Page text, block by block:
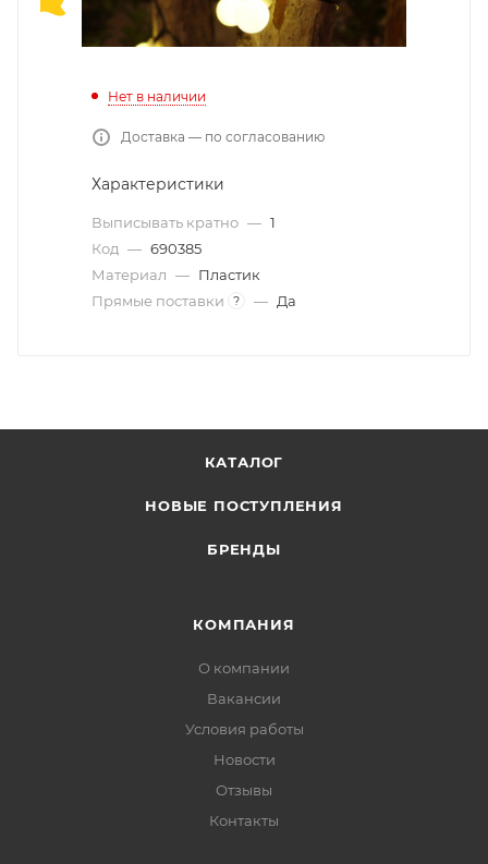
Нет в наличии
Доставка — по согласованию
Характеристики
Выписывать кратно — 1
Код — 690385
Материал — Пластик
Прямые поставки
? — Да
КАТАЛОГ
НОВЫЕ ПОСТУПЛЕНИЯ
БРЕНДЫ
КОМПАНИЯ
О компании
Вакансии
Условия работы
Новости
Отзывы
Контакты